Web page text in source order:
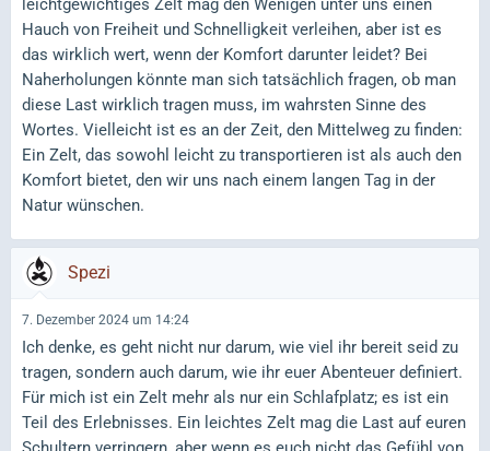
leichtgewichtiges Zelt mag den Wenigen unter uns einen
Hauch von Freiheit und Schnelligkeit verleihen, aber ist es
das wirklich wert, wenn der Komfort darunter leidet? Bei
Naherholungen könnte man sich tatsächlich fragen, ob man
diese Last wirklich tragen muss, im wahrsten Sinne des
Wortes. Vielleicht ist es an der Zeit, den Mittelweg zu finden:
Ein Zelt, das sowohl leicht zu transportieren ist als auch den
Komfort bietet, den wir uns nach einem langen Tag in der
Natur wünschen.
Spezi
7. Dezember 2024 um 14:24
Ich denke, es geht nicht nur darum, wie viel ihr bereit seid zu
tragen, sondern auch darum, wie ihr euer Abenteuer definiert.
Für mich ist ein Zelt mehr als nur ein Schlafplatz; es ist ein
Teil des Erlebnisses. Ein leichtes Zelt mag die Last auf euren